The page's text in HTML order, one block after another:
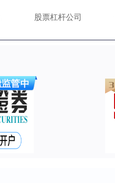
股票杠杆公司